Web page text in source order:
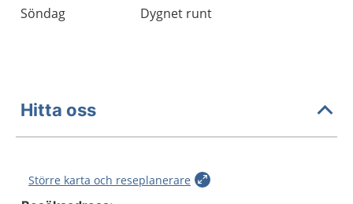
Söndag
Dygnet runt
Hitta oss
Större karta och reseplanerare